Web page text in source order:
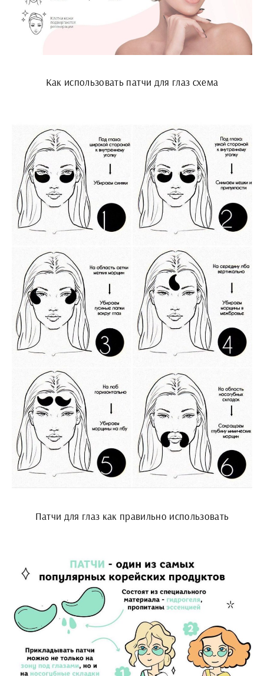
Как использовать патчи для глаз схема
Патчи для глаз как правильно использовать